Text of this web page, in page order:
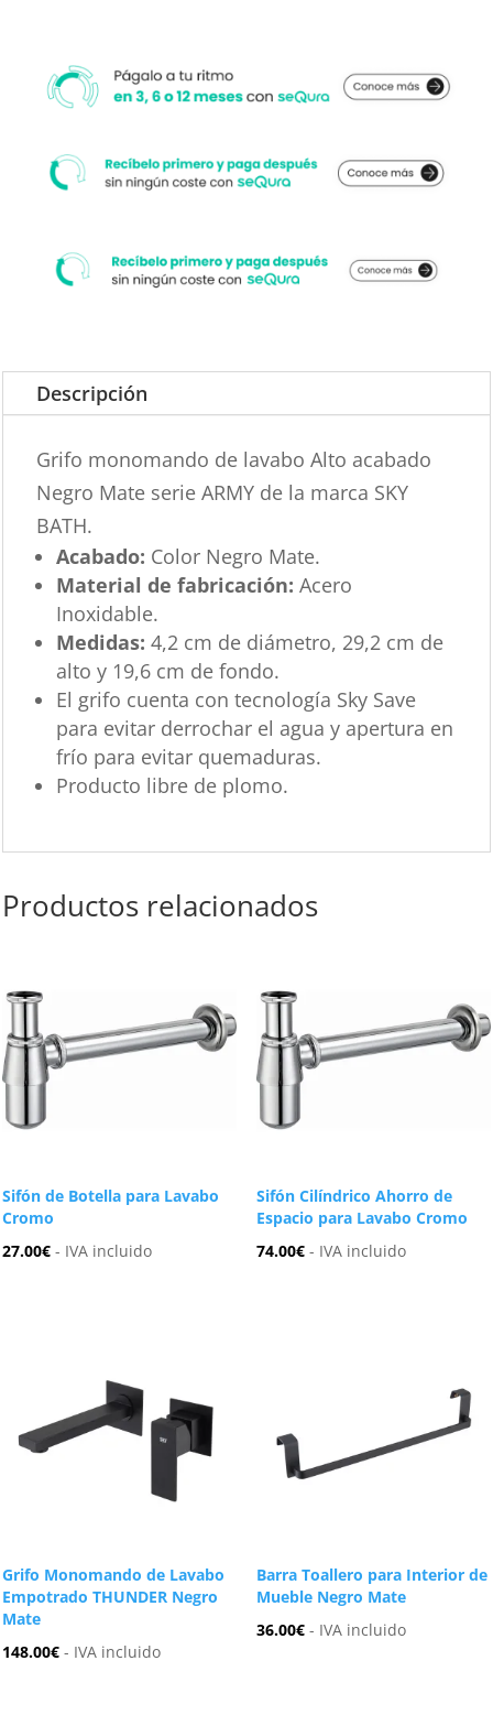
Descripción
Grifo monomando de lavabo Alto acabado
Negro Mate serie ARMY de la marca SKY
BATH.
Acabado: Color Negro Mate.
Material de fabricación:Acero
Inoxidable.
Medidas:4,2 cm de diámetro, 29,2 cm de
alto y 19,6 cm de fondo.
El grifo cuenta con tecnología Sky Save
para evitar derrochar el agua y apertura en
frío para evitar quemaduras.
Producto libre de plomo.
Productos relacionados
Sifón de Botella para Lavabo
Cromo
27.00€ - IVA incluido
Sifón Cilíndrico Ahorro de
Espacio para Lavabo Cromo
74.00€ - IVA incluido
Grifo Monomando de Lavabo
Empotrado THUNDER Negro
Mate
148.00€ - IVA incluido
Barra Toallero para Interior de
Mueble Negro Mate
36.00€ - IVA incluido